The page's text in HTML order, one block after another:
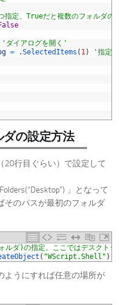
、Trueだと複数のフォルダの選
'ダイアログを開く'
= .SelectedItems ( 1)
'指定し
の設定方法
20行目ぐらい）で設定して
」となって
そのパスが最初のフォルダ
ダ)の指定。ここではデスクトッ
( "WScript.Shell" )
ようにすれば任意の場所が